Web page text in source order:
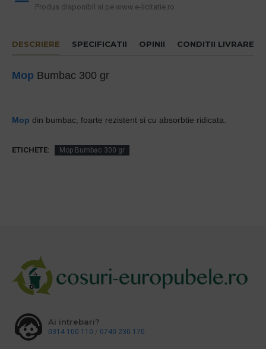
Produs disponibil si pe www.e-licitatie.ro
DESCRIERE SPECIFICATII OPINII CONDITII LIVRARE
Mop Bumbac 300 gr
Mop din bumbac, foarte rezistent si cu absorbtie ridicata.
ETICHETE: Mop Bumbac 300 gr
Ai intrebari?
0314 100 110 / 0740 230 170